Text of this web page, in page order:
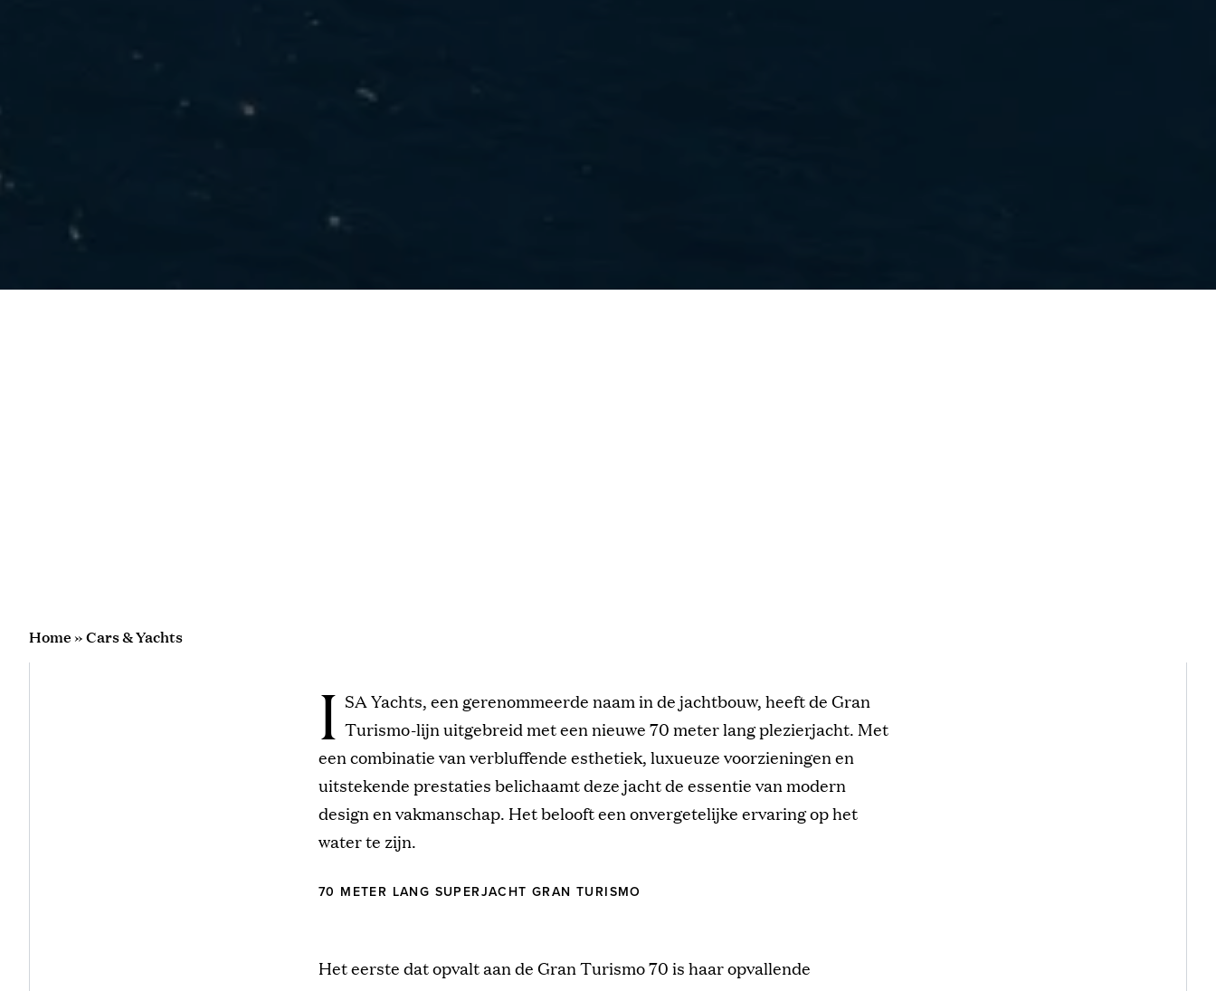
Home»Cars & Yachts
I SA Yachts, een gerenommeerde naam in de jachtbouw, heeft de Gran
Turismo-lijn uitgebreid met een nieuwe 70 meter lang plezierjacht. Met
een combinatie van verbluffende esthetiek, luxueuze voorzieningen en
uitstekende prestaties belichaamt deze jacht de essentie van modern
design en vakmanschap. Het belooft een onvergetelijke ervaring op het
water te zijn.
70 METER LANG SUPERJACHT GRAN TURISMO
Het eerste dat opvalt aan de Gran Turismo 70 is haar opvallende